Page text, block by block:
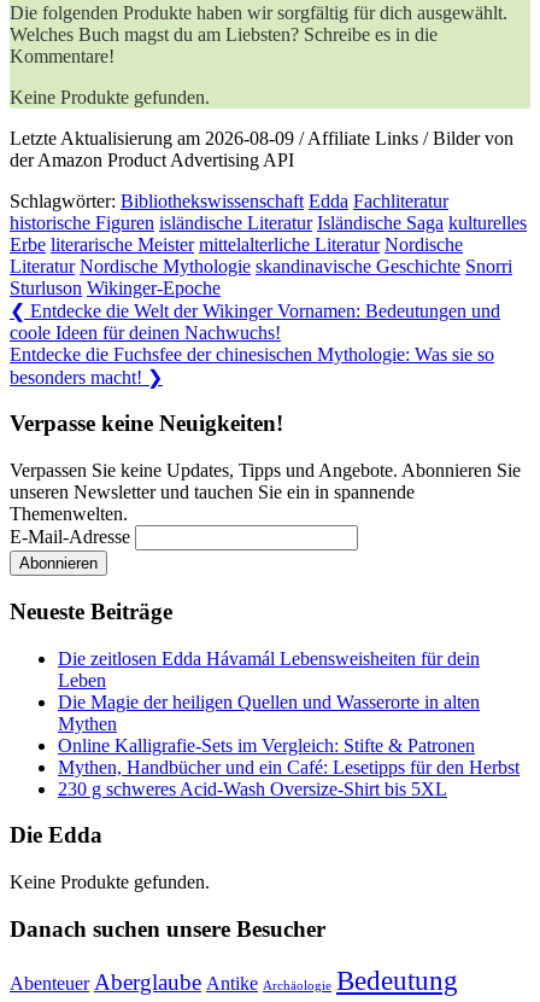
Die folgenden Produkte haben wir sorgfältig für dich ausgewählt.
Welches Buch magst du am Liebsten? Schreibe es in die
Kommentare!
Keine Produkte gefunden.
Letzte Aktualisierung am 2026-08-09 / Affiliate Links / Bilder von
der Amazon Product Advertising API
Schlagwörter: Bibliothekswissenschaft Edda Fachliteratur
historische Figuren isländische Literatur Isländische Saga kulturelles
Erbe literarische Meister mittelalterliche Literatur Nordische
Literatur Nordische Mythologie skandinavische Geschichte Snorri
Sturluson Wikinger-Epoche
Beitragsnavigation
❮ Previous
Post:
Entdecke die Welt der Wikinger Vornamen: Bedeutungen und
coole Ideen für deinen Nachwuchs!
Next
Post:
Entdecke die Fuchsfee der chinesischen Mythologie: Was sie so
besonders macht! ❯
Verpasse keine Neuigkeiten!
Verpassen Sie keine Updates, Tipps und Angebote. Abonnieren Sie
unseren Newsletter und tauchen Sie ein in spannende
Themenwelten.
E-Mail-Adresse
Neueste Beiträge
Die zeitlosen Edda Hávamál Lebensweisheiten für dein
Leben
Die Magie der heiligen Quellen und Wasserorte in alten
Mythen
Online Kalligrafie‑Sets im Vergleich: Stifte & Patronen
Mythen, Handbücher und ein Café: Lesetipps für den Herbst
230 g schweres Acid-Wash Oversize-Shirt bis 5XL
Die Edda
Keine Produkte gefunden.
Danach suchen unsere Besucher
Abenteuer Aberglaube Antike Archäologie Bedeutung